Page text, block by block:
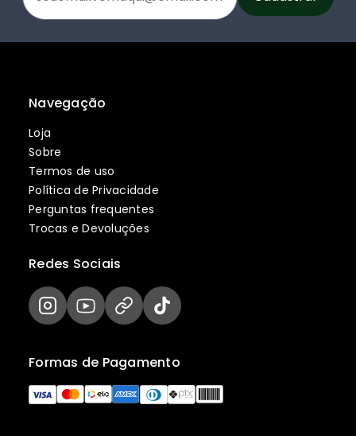
Navegação
Loja
Sobre
Termos de uso
Política de Privacidade
Perguntas frequentes
Trocas e Devoluções
Formas de Pagamento
Redes Sociais